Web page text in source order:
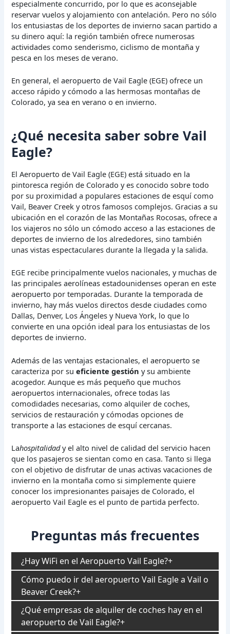
especialmente concurrido, por lo que es aconsejable
reservar vuelos y alojamiento con antelación. Pero no sólo
los entusiastas de los deportes de invierno sacan partido a
su dinero aquí: la región también ofrece numerosas
actividades como senderismo, ciclismo de montaña y
pesca en los meses de verano.
En general, el aeropuerto de Vail Eagle (EGE) ofrece un
acceso rápido y cómodo a las hermosas montañas de
Colorado, ya sea en verano o en invierno.
¿Qué necesita saber sobre Vail
Eagle?
El Aeropuerto de Vail Eagle (EGE) está situado en la
pintoresca región de Colorado y es conocido sobre todo
por su proximidad a populares estaciones de esquí como
Vail, Beaver Creek y otros famosos complejos. Gracias a su
ubicación en el corazón de las Montañas Rocosas, ofrece a
los viajeros no sólo un cómodo acceso a las estaciones de
deportes de invierno de los alrededores, sino también
unas vistas espectaculares durante la llegada y la salida.
EGE recibe principalmente vuelos nacionales, y muchas de
las principales aerolíneas estadounidenses operan en este
aeropuerto por temporadas. Durante la temporada de
invierno, hay más vuelos directos desde ciudades como
Dallas, Denver, Los Ángeles y Nueva York, lo que lo
convierte en una opción ideal para los entusiastas de los
deportes de invierno.
Además de las ventajas estacionales, el aeropuerto se
caracteriza por sueficiente gestión y su ambiente
acogedor. Aunque es más pequeño que muchos
aeropuertos internacionales, ofrece todas las
comodidades necesarias, como alquiler de coches,
servicios de restauración y cómodas opciones de
transporte a las estaciones de esquí cercanas.
Lahospitalidady el alto nivel de calidad del servicio hacen
que los pasajeros se sientan como en casa. Tanto si llega
con el objetivo de disfrutar de unas activas vacaciones de
invierno en la montaña como si simplemente quiere
conocer los impresionantes paisajes de Colorado, el
aeropuerto Vail Eagle es el punto de partida perfecto.
Preguntas más frecuentes
¿Hay WiFi en el Aeropuerto Vail Eagle?
Cómo puedo ir del aeropuerto Vail Eagle a Vail o
Beaver Creek?
¿Qué empresas de alquiler de coches hay en el
aeropuerto de Vail Eagle?